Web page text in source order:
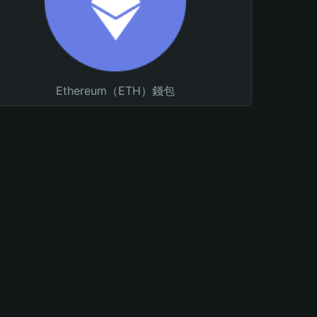
Ethereum（ETH）錢包